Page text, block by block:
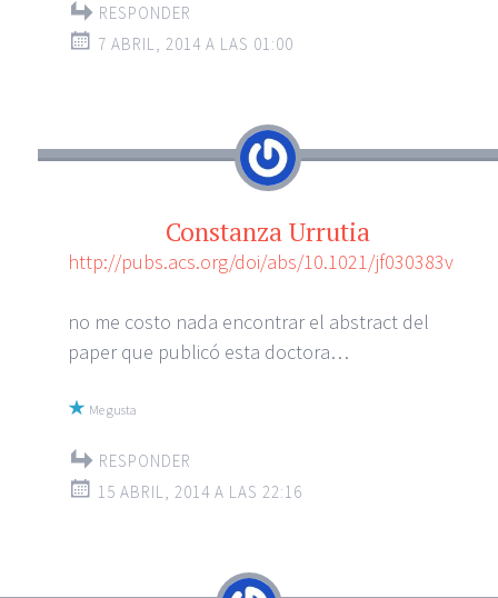
RESPONDER
7 ABRIL, 2014 A LAS 01:00
Constanza Urrutia
http://pubs.acs.org/doi/abs/10.1021/jf030383v
no me costo nada encontrar el abstract del
paper que publicó esta doctora…
Me gusta
RESPONDER
15 ABRIL, 2014 A LAS 22:16